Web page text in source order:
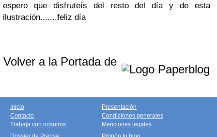
espero que disfruteís del resto del día y de esta
ilustración.......feliz día
Volver a la Portada de
Inicio
Contacto
Trabaja con nosotros
Presentación
Condiciones generales
Menciones legales